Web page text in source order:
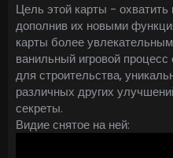
Цель этой карты -
дополнив их новыми
карты более
ванильный игровой
для строительства,
различных других
секреты.
Видие снятое на ней: